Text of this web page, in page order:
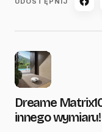
Dreame
innego wymiaru!